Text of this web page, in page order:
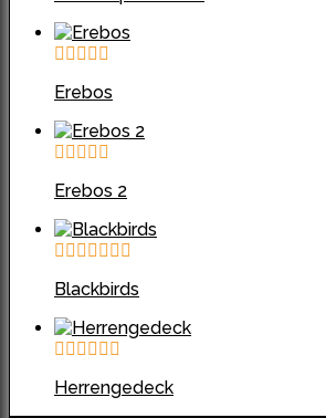
Erebos
Erebos 2
Blackbirds
Herrengedeck